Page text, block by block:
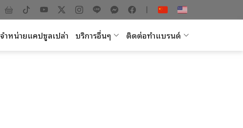
|
จำหน่ายแคปซูลเปล่า บริการอื่นๆ ติดต่อทำแบรนด์